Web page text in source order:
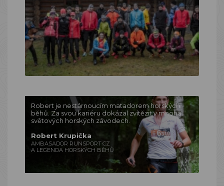
Robert je nestárnoucím matadorem horských
běhů. Za svou kariéru dokázal zvítězit v mnoha
světových horských závodech.
Robert Krupička
AMBASADOR RUNSPORT.CZ
A LEGENDA HORSKÝCH BĚHŮ